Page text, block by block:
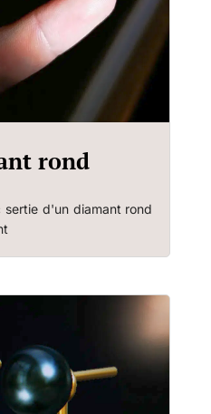
rond
sertie d'un diamant rond